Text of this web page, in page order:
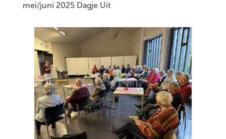
mei/juni 2025 Dagje Uit